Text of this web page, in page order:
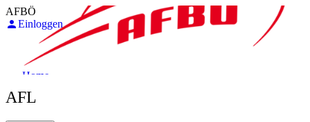
AFBÖ
Einloggen
Home
Flag Ligen
AFL